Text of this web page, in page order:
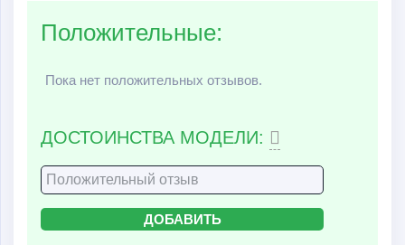
проворачиваемости гусеницы.
Положительные:
Пока нет положительных отзывов.
ДОСТОИНСТВА МОДЕЛИ: